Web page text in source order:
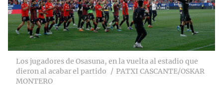
Los jugadores de Osasuna, en la vuelta al estadio que
dieron al acabar el partido
PATXI CASCANTE/OSKAR
MONTERO